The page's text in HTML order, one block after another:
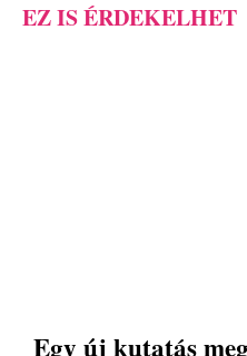
EZ IS ÉRDEKELHET
Egy új kutatás